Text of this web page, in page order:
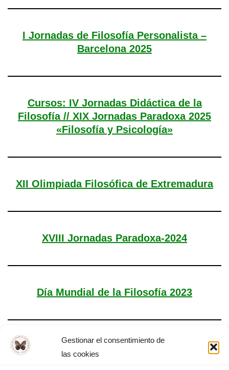
Gestionar el consentimiento de
las cookies
I Jornadas de Filosofía Personalista –
Barcelona 2025
Cursos: IV Jornadas Didáctica de la
Filosofía // XIX Jornadas Paradoxa 2025
«Filosofía y Psicología»
XII Olimpiada Filosófica de Extremadura
XVIII Jornadas Paradoxa-2024
Día Mundial de la Filosofía 2023
Asamblea General AFEX